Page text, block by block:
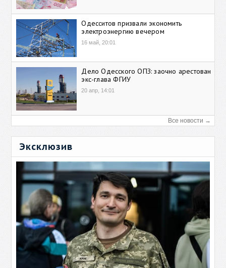
Одесситов призвали экономить
электроэнергию вечером
16 май, 20:01
Дело Одесского ОПЗ: заочно арестован
экс-глава ФГИУ
20 апр, 14:01
Все новости →
Эксклюзив